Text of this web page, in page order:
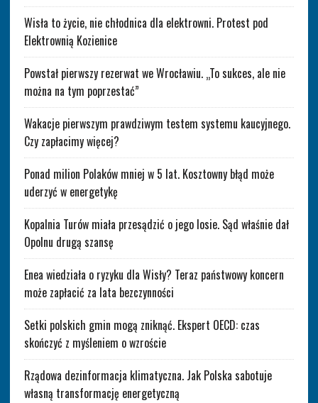
Wisła to życie, nie chłodnica dla elektrowni. Protest pod
Elektrownią Kozienice
Powstał pierwszy rezerwat we Wrocławiu. „To sukces, ale nie
można na tym poprzestać”
Wakacje pierwszym prawdziwym testem systemu kaucyjnego.
Czy zapłacimy więcej?
Ponad milion Polaków mniej w 5 lat. Kosztowny błąd może
uderzyć w energetykę
Kopalnia Turów miała przesądzić o jego losie. Sąd właśnie dał
Opolnu drugą szansę
Enea wiedziała o ryzyku dla Wisły? Teraz państwowy koncern
może zapłacić za lata bezczynności
Setki polskich gmin mogą zniknąć. Ekspert OECD: czas
skończyć z myśleniem o wzroście
Rządowa dezinformacja klimatyczna. Jak Polska sabotuje
własną transformację energetyczną